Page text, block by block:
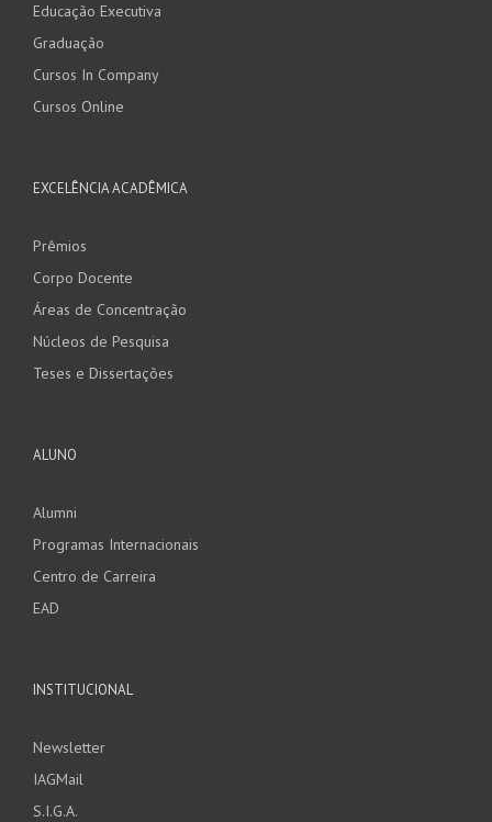
Educação Executiva
Graduação
Cursos In Company
Cursos Online
EXCELÊNCIA ACADÊMICA
Prêmios
Corpo Docente
Áreas de Concentração
Núcleos de Pesquisa
Teses e Dissertações
ALUNO
Alumni
Programas Internacionais
Centro de Carreira
EAD
INSTITUCIONAL
Newsletter
IAGMail
S.I.G.A.